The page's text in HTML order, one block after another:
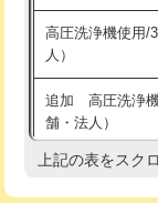
給水管工事※（
業)
給水管工事※（
用/3ｍまで)
給水管工事※（
高圧洗浄機使用/
人）
追加 高圧洗浄
舗・法人）
高度高圧洗浄換
上記の表をスク